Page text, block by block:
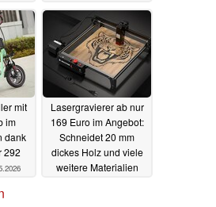
mit
im
dank
292
Lasergravierer ab nur
169 Euro im Angebot:
Schneidet 20 mm
dickes Holz und viele
weitere Materialien